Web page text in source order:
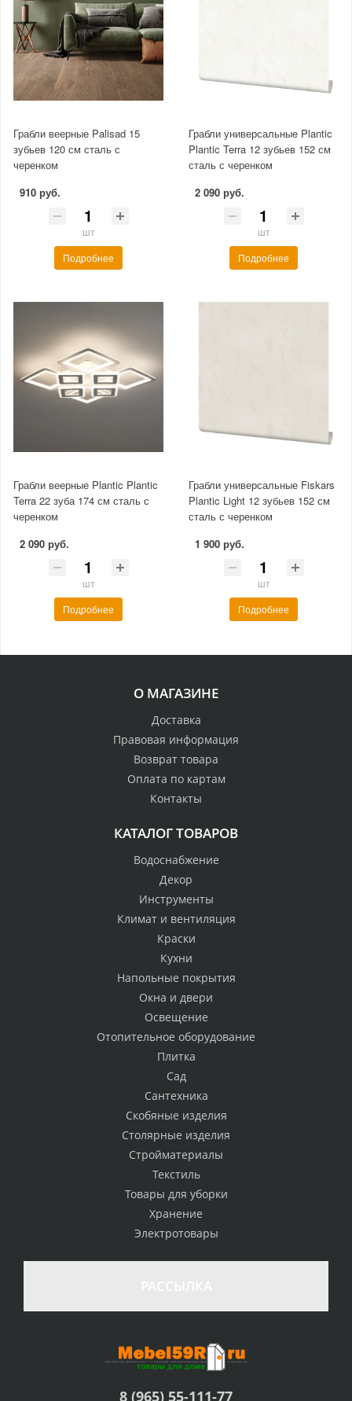
Грабли веерные Palisad 15
зубьев 120 см сталь с
черенком
910 руб.
шт
Подробнее
Грабли универсальные Plantic
Plantic Terra 12 зубьев 152 см
сталь с черенком
2 090 руб.
шт
Подробнее
Грабли веерные Plantic Plantic
Terra 22 зуба 174 см сталь с
черенком
2 090 руб.
шт
Подробнее
Грабли универсальные Fiskars
Plantic Light 12 зубьев 152 см
сталь с черенком
1 900 руб.
шт
Подробнее
О МАГАЗИНЕ
Доставка
Правовая информация
Возврат товара
Оплата по картам
Контакты
КАТАЛОГ ТОВАРОВ
Водоснабжение
Декор
Инструменты
Климат и вентиляция
Краски
Кухни
Напольные покрытия
Окна и двери
Освещение
Отопительное оборудование
Плитка
Сад
Сантехника
Скобяные изделия
Столярные изделия
Стройматериалы
Текстиль
Товары для уборки
Хранение
Электротовары
8 (965) 55-111-77